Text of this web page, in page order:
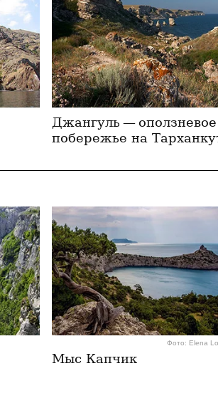
Джангуль — оползневое
побережье на
Фото: Elena
Мыс Капчик